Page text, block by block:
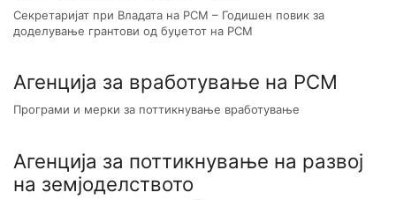
Секретаријат при Владата на РСМ – Годишен повик за
доделување грантови од буџетот на РСM
Агенција за вработување на РСМ
Програми и мерки за поттикнување вработување
Агенција за поттикнување на развој
на земјоделството